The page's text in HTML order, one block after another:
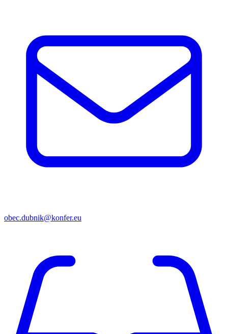
obec.dubnik@konfer.eu